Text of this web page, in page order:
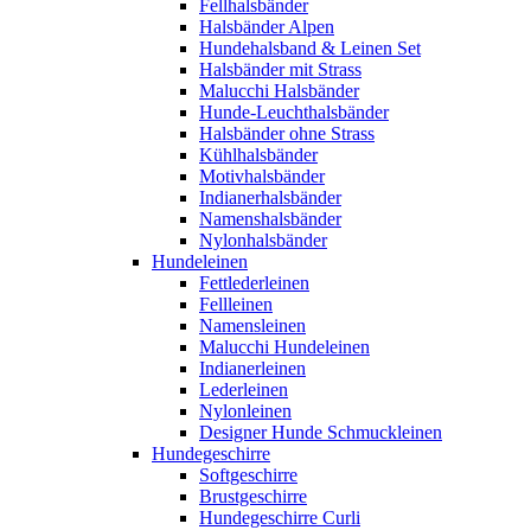
Fellhalsbänder
Halsbänder Alpen
Hundehalsband & Leinen Set
Halsbänder mit Strass
Malucchi Halsbänder
Hunde-Leuchthalsbänder
Halsbänder ohne Strass
Kühlhalsbänder
Motivhalsbänder
Indianerhalsbänder
Namenshalsbänder
Nylonhalsbänder
Hundeleinen
Fettlederleinen
Fellleinen
Namensleinen
Malucchi Hundeleinen
Indianerleinen
Lederleinen
Nylonleinen
Designer Hunde Schmuckleinen
Hundegeschirre
Softgeschirre
Brustgeschirre
Hundegeschirre Curli